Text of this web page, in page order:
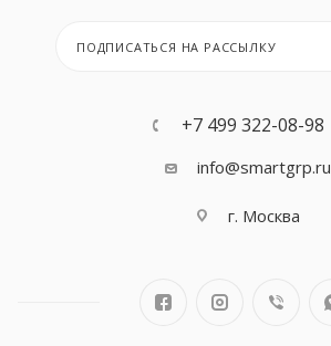
ПОДПИСАТЬСЯ НА РАССЫЛКУ
+7 499 322-08-98
info@smartgrp.ru
г. Москва